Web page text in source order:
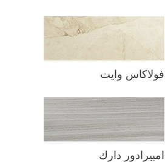
فولاكاس وايت
امبيرادور دارك